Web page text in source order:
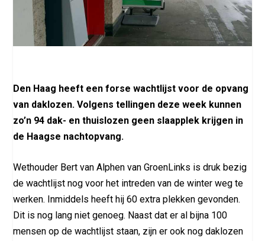
Den Haag heeft een forse wachtlijst voor de opvang
van daklozen. Volgens tellingen deze week kunnen
zo’n 94 dak- en thuislozen geen slaapplek krijgen in
de Haagse nachtopvang.
Wethouder Bert van Alphen van GroenLinks is druk bezig
de wachtlijst nog voor het intreden van de winter weg te
werken. Inmiddels heeft hij 60 extra plekken gevonden.
Dit is nog lang niet genoeg. Naast dat er al bijna 100
mensen op de wachtlijst staan, zijn er ook nog daklozen